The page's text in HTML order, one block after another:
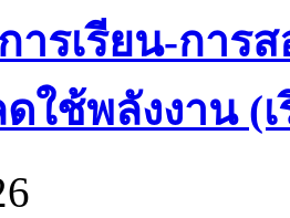
รเรียน-การ
ใช้พลังงาน (เ